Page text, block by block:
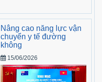
Nâng cao năng lực vận
chuyển y tế đường
không
15/06/2026